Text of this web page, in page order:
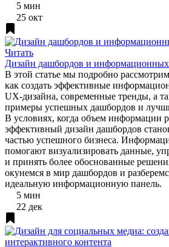
5 мин
25 окт
Читать
Дизайн дашбордов и информационных
В этой статье мы подробно
как создать эффективные
UX-дизайна, современные тренды, а
примеры успешных дашбордов и
В условиях, когда объем информации
эффективный дизайн дашбордов
частью успешного бизнеса.
помогают визуализировать данные,
и принять более обоснованные
окунемся в мир дашбордов и
идеальную информационную панель.
5 мин
22 дек